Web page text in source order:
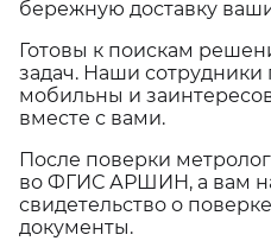
бережную доставку
Готовы к поискам
задач. Наши
мобильны и
вместе с вами.
После поверки
во ФГИС АРШИН, а вам
свидетельство о
документы.